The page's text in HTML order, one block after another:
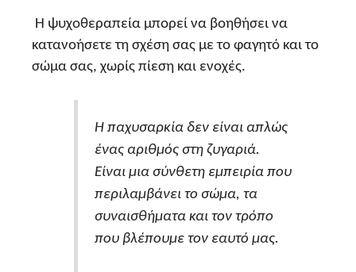
Η ψυχοθεραπεία μπορεί να βοηθήσει να
κατανοήσετε τη σχέση σας με το φαγητό και το
σώμα σας, χωρίς πίεση και ενοχές.
Η παχυσαρκία δεν είναι απλώς
ένας αριθμός στη ζυγαριά.
Είναι μια σύνθετη εμπειρία που
περιλαμβάνει το σώμα, τα
συναισθήματα και τον τρόπο
που βλέπουμε τον εαυτό μας.